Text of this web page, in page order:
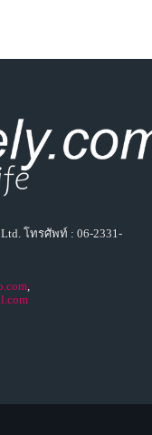
โทรศัพท์ : 06-2331-
,